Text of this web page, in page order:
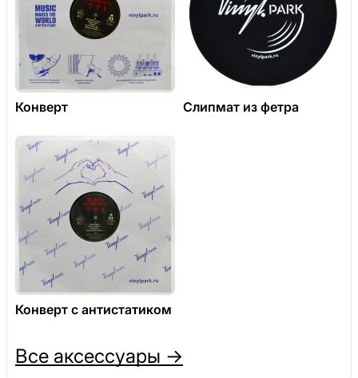
Конверт Слипмат из фетра
Конверт с антистатиком
Все аксессуары →